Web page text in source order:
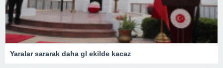
Yaralar sararak daha gl ekilde kacaz